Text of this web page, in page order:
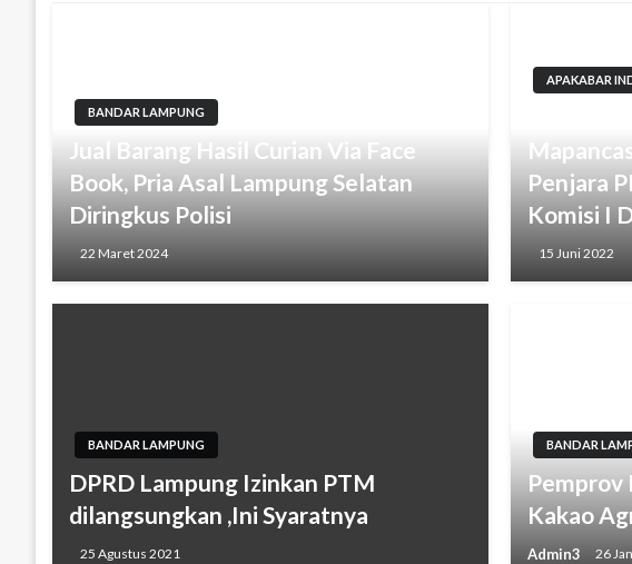
BANDAR LAMPUNG
Jual Barang Hasil Curian Via Face
Book, Pria Asal Lampung Selatan
Diringkus Polisi
22 Maret 2024
APAKABAR
Penjara
Komisi I
15 Juni 2022
BANDAR LAMPUNG
DPRD Lampung Izinkan PTM
dilangsungkan ,Ini Syaratnya
25 Agustus 2021
BANDAR
Pemprov
Kakao
Admin3 26